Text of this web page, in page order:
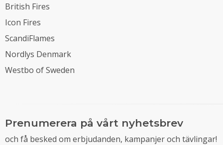
British Fires
Icon Fires
ScandiFlames
Nordlys Denmark
Westbo of Sweden
Prenumerera på vårt nyhetsbrev
och få besked om erbjudanden, kampanjer och tävlingar!